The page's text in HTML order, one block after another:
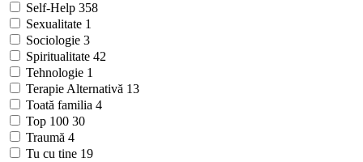
Self-Help 358
Sexualitate 1
Sociologie 3
Spiritualitate 42
Tehnologie 1
Terapie Alternativă 13
Toată familia 4
Top 100 30
Traumă 4
Tu cu tine 19